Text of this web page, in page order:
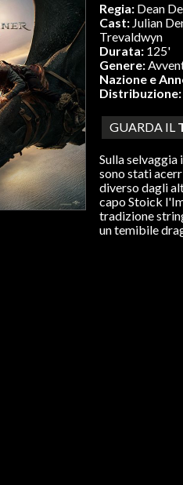
Regia: Dean
Cast: Julian
Trevaldwyn
Durata: 125'
Genere:
Nazione e
Distribuzione:
GUARDA IL
Sulla selvaggia
sono stati
diverso dagli
capo Stoick
tradizione
un temibile